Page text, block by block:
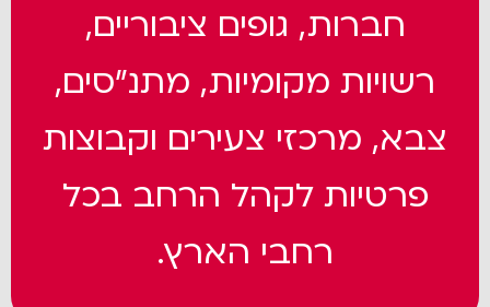
חברות, גופים ציבוריים,
רשויות מקומיות, מתנ”סים,
צבא, מרכזי צעירים וקבוצות
פרטיות לקהל הרחב בכל
רחבי הארץ.